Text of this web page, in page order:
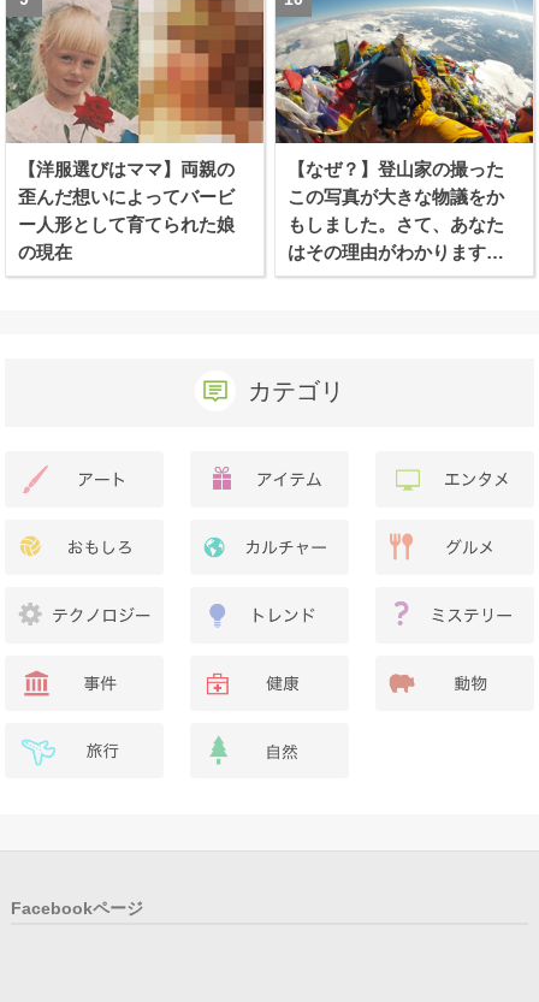
【洋服選びはママ】両親の
歪んだ想いによってバービ
ー人形として育てられた娘
の現在
【なぜ？】登山家の撮った
この写真が大きな物議をか
もしました。さて、あなた
はその理由がわかります
か？
カテゴリ
Facebookページ